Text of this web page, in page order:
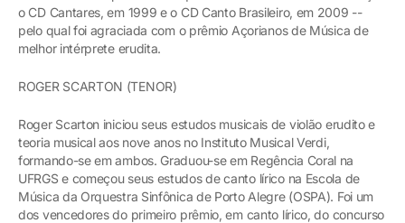
o CD Cantares, em 1999 e o CD Canto Brasileiro, em 2009 --
pelo qual foi agraciada com o prêmio Açorianos de Música de
melhor intérprete erudita.
ROGER SCARTON (TENOR)
Roger Scarton iniciou seus estudos musicais de violão erudito e
teoria musical aos nove anos no Instituto Musical Verdi,
formando-se em ambos. Graduou-se em Regência Coral na
UFRGS e começou seus estudos de canto lírico na Escola de
Música da Orquestra Sinfônica de Porto Alegre (OSPA). Foi um
dos vencedores do primeiro prêmio, em canto lírico, do concurso